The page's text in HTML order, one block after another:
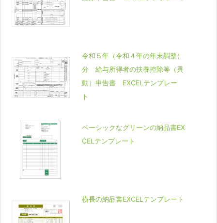
令和５年（令和４年の年末調整）
分 給与所得者の扶養控除等（異
動）申告書 EXCELテンプレー
ト
ベーシックなグリーンの納品書EX
CELテンプレート
横長の納品書EXCELテンプレート